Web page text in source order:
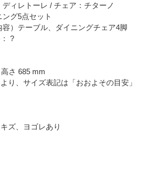
ィレトーレ / チェア：チターノ
グ5点セット
）テーブル、ダイニングチェア4脚
?
さ 685 mm
り、サイズ表記は「おおよその目安」
ズ、ヨゴレあり